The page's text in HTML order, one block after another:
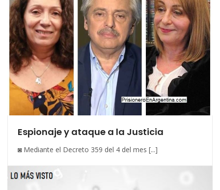
Espionaje y ataque a la Justicia
◙ Mediante el Decreto 359 del 4 del mes [...]